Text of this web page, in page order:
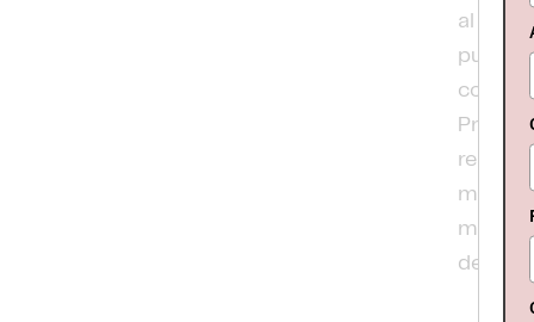
al año
como
mes
medio
del